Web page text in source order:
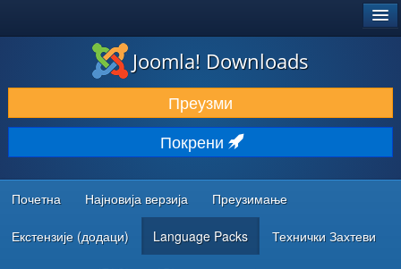
ПРЕУЗИМАЊЕ И ПРОШИРЕЊА (ЕКСТЕНЗИЈЕ)
ОТКРИЈТЕ И НАУЧИТЕ
ЗАЈЕДНИЦА И ПОДРШКА
РЕСУРСИ ЗА РАЗВОЈ
Joomla! Downloads
Преузми
Покрени
Почетна Најновија верзија Преузимање
Екстензије (додаци) Language Packs Технички Захтеви